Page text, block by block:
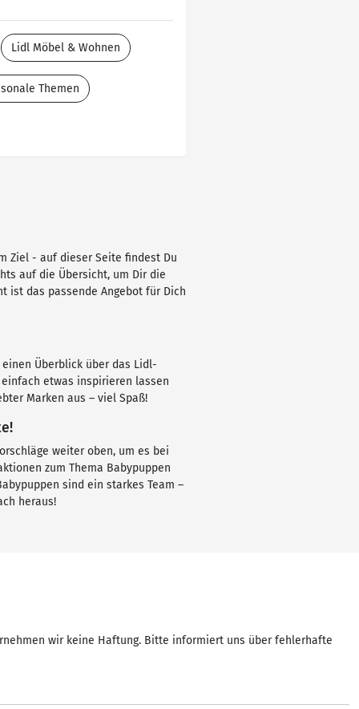
Lidl Möbel & Wohnen
Themen
Ziel - auf dieser Seite findest Du
auf die Übersicht, um Dir die
ist das passende Angebot für Dich
Überblick über das Lidl-
etwas inspirieren lassen
Marken aus – viel Spaß!
weiter oben, um es bei
zum Thema Babypuppen
sind ein starkes Team –
heraus!
wir keine Haftung. Bitte informiert uns über fehlerhafte